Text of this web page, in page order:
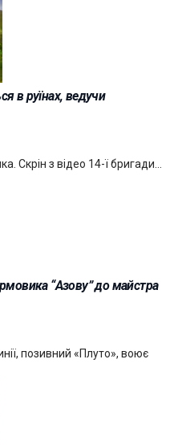
в руїнах, ведучи
Скрін з відео 14-ї бригади…
“Азову” до майстра
позивний «Плуто», воює